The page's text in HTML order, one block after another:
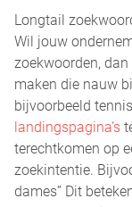
Longtail
Wil jouw
zoekwoorden,
maken die nauw
bijvoorbeeld
landingspagina’s
terechtkomen op
zoekintentie.
dames” Dit